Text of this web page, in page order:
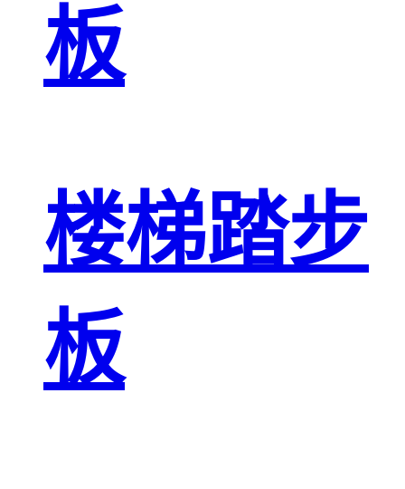
板
楼梯踏步
板